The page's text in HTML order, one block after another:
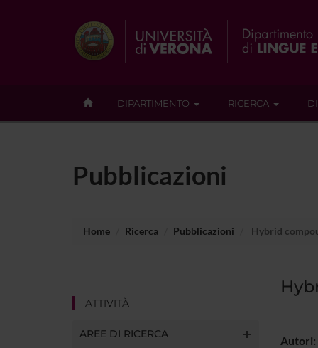
DIPARTIMENTO RICERCA
Pubblicazioni
Home Ricerca Pubblicazioni Hybrid
ATTIVITÀ
AREE DI RICERCA Autori: